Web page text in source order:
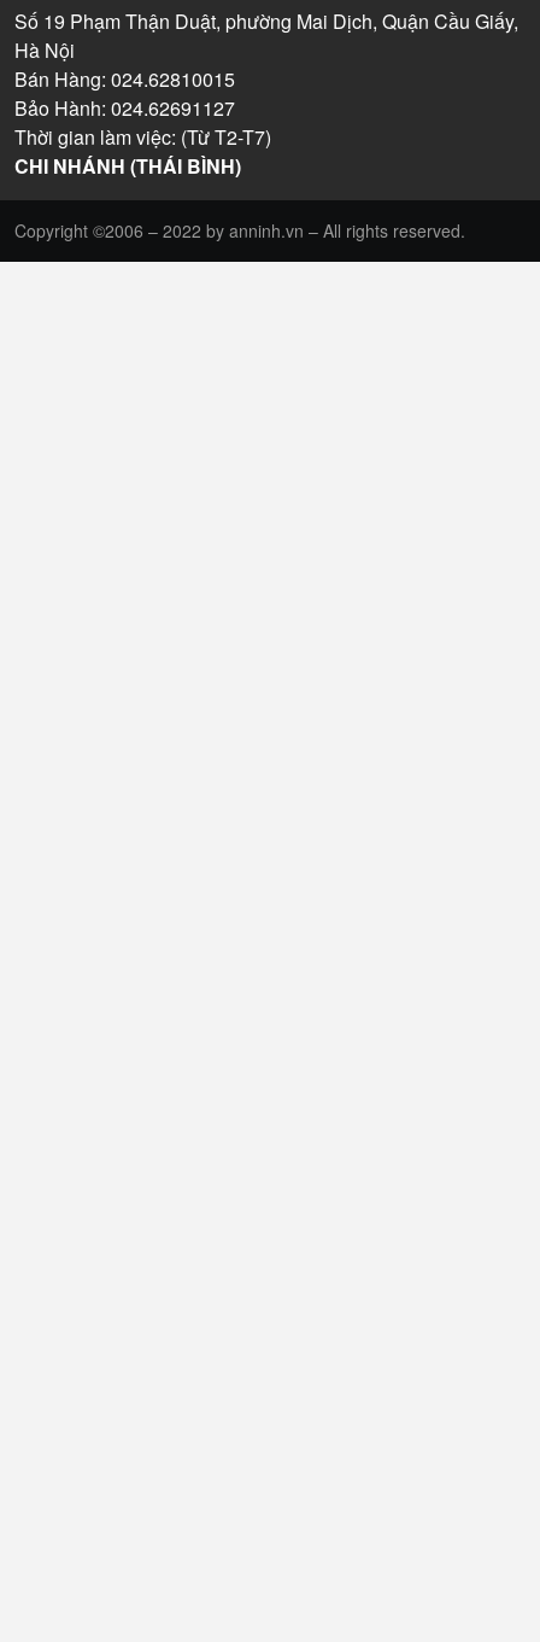
Số 19 Phạm Thận Duật, phường Mai Dịch, Quận Cầu Giấy,
Hà Nội
Bán Hàng: 024.62810015
Bảo Hành: 024.62691127
Thời gian làm việc: (Từ T2-T7)
CHI NHÁNH (THÁI BÌNH)
Copyright ©2006 – 2022 by anninh.vn – All rights reserved.